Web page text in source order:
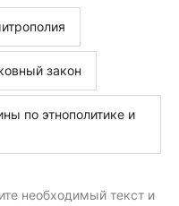
закон
по этнополитике и
необходимый текст и